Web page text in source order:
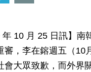
年 10 月 25 日訊】
審，李在鎔週五（10
會大眾致歉，而外界